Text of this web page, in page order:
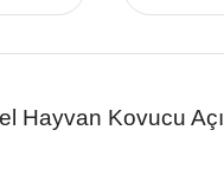
Hayvan Kovucu